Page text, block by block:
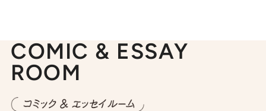
COMIC & ESSAY
ROOM